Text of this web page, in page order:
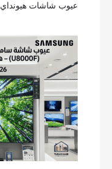
عيوب شاشات هيونداي